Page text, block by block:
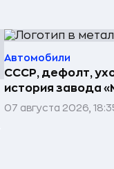
Автомобили
СССР, дефолт,
история завода
07 августа 2026,